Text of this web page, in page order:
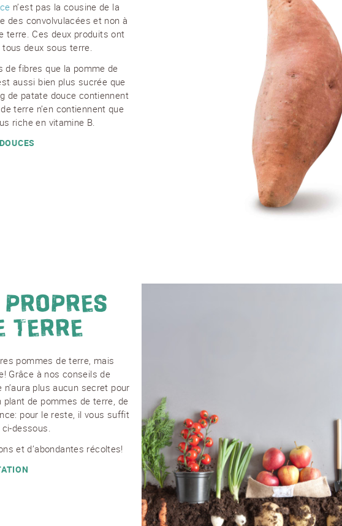
n’est pas la cousine de la
des convolvulacées et non à
terre. Ces deux produits ont
deux sous terre.
fibres que la pomme de
aussi bien plus sucrée que
de patate douce contiennent
terre n’en contiennent que
riche en vitamine B.
TERRE
pommes de terre, mais
Grâce à nos conseils de
plus aucun secret pour
plant de pommes de terre, de
pour le reste, il vous suffit
dessous.
et d’abondantes récoltes!